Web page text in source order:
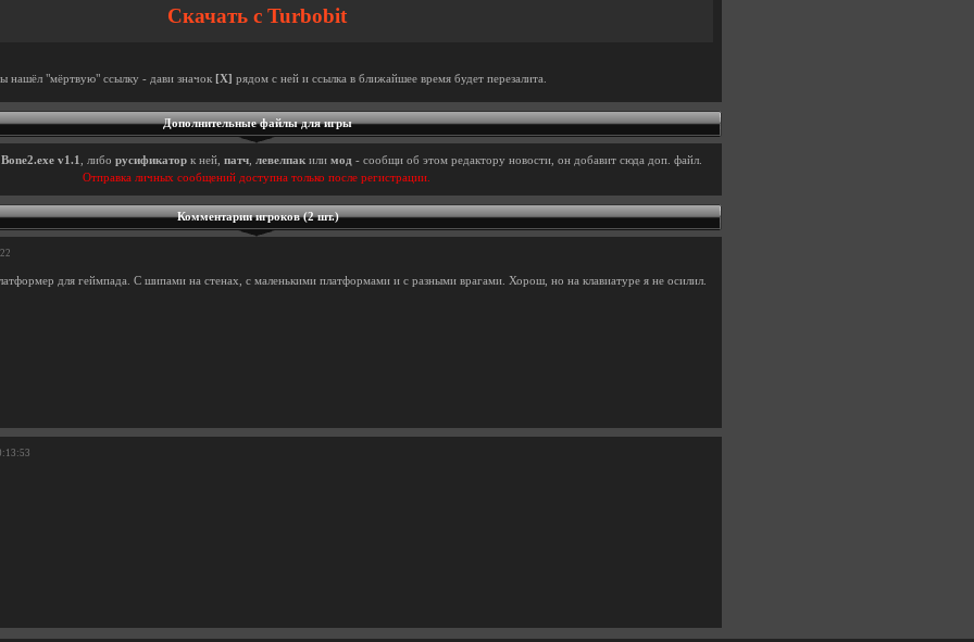
Скачать с Turbobit
нашёл "мёртвую" ссылку - дави значок [X] рядом с ней и ссылка в ближайшее время будет перезалита.
Дополнительные файлы для игры
Bone2.exe v1.1 , либо русификаторк ней, патч, левелпакили мод - сообщи об этом редактору новости, он добавит сюда доп. файл.
Отправка личных сообщений доступна только после регистрации.
Комментарии игроков (2 шт.)
для геймпада. С шипами на стенах, с маленькими платформами и с разными врагами. Хорош, но на клавиатуре я не осилил.